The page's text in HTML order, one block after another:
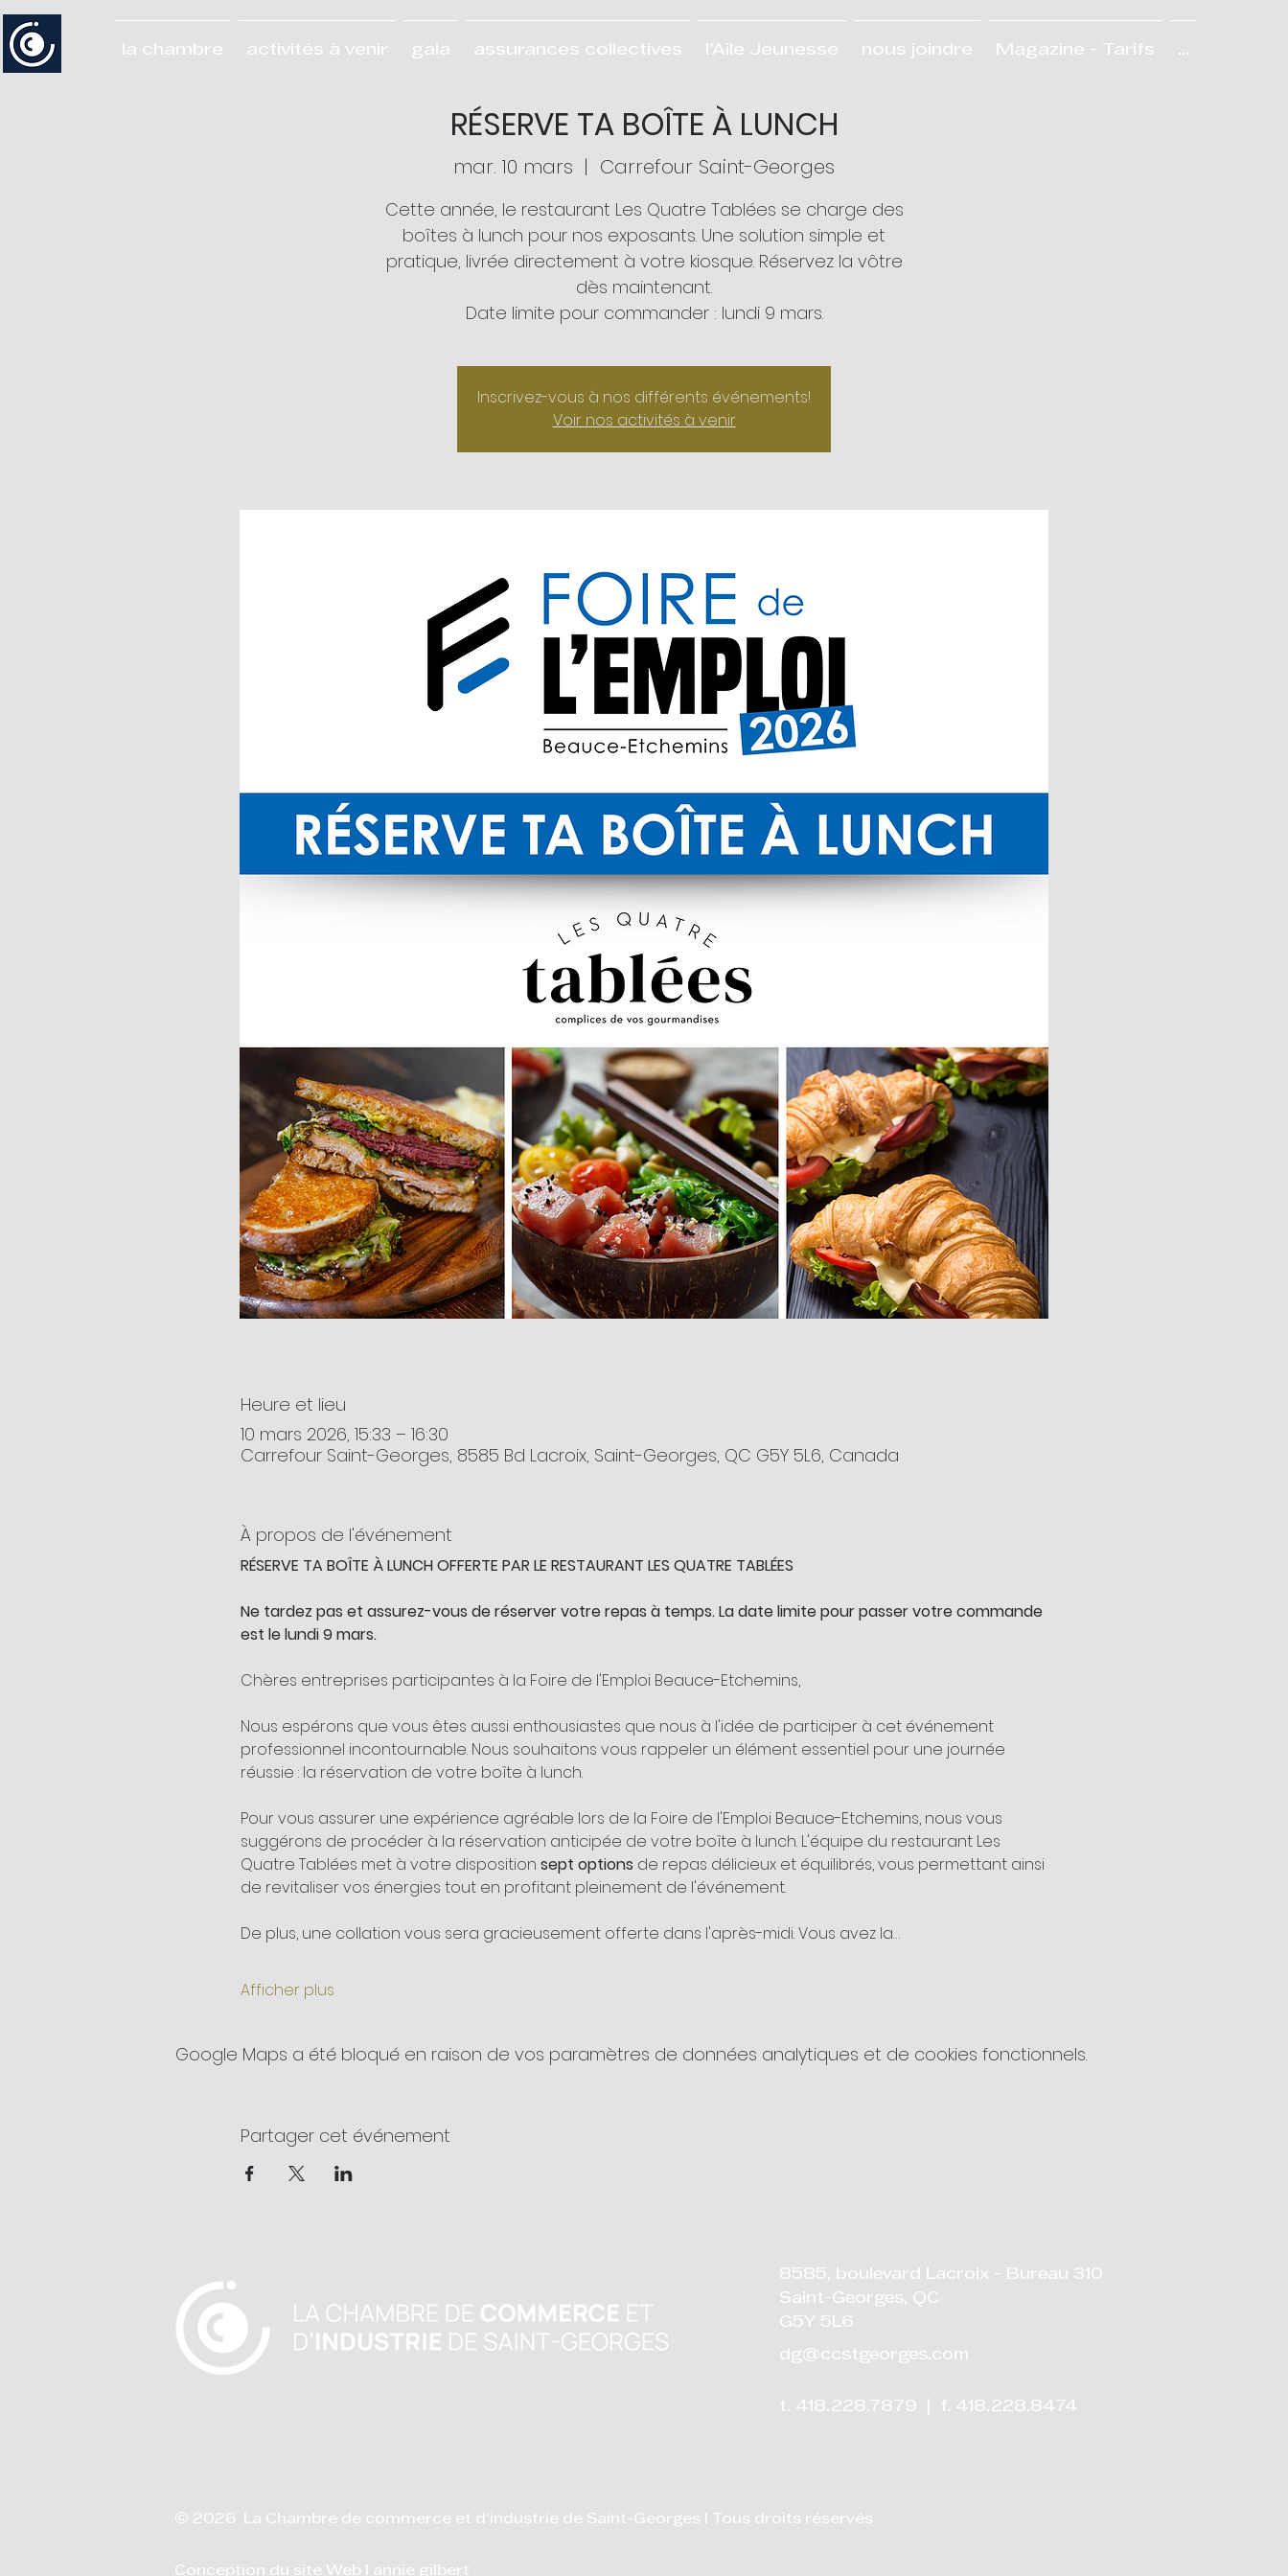
la chambre activités à venir gala assurances collectives l'Aile Jeunesse nous joindre Magazine - Tarifs ...
RÉSERVE TA BOÎTE À LUNCH
mar. 10 mars
  |
Carrefour Saint-Georges
Cette année, le restaurant Les Quatre Tablées se charge des
boîtes à lunch pour nos exposants. Une solution simple et
pratique, livrée directement à votre kiosque. Réservez la vôtre
dès maintenant.
Date limite pour commander : lundi 9 mars.
Inscrivez-vous à nos différents événements!
Voir nos activités à venir
Heure et lieu
10 mars 2026, 15:33 – 16:30
Carrefour Saint-Georges, 8585 Bd Lacroix, Saint-Georges, QC G5Y 5L6, Canada
À propos de l'événement
RÉSERVE TA BOÎTE À LUNCH OFFERTE PAR LE RESTAURANT LES QUATRE TABLÉES
Ne tardez pas et assurez-vous de réserver votre repas à temps. La date limite pour passer votre commande
est le lundi 9 mars.
Chères entreprises participantes à la Foire de l'Emploi Beauce-Etchemins,
Nous espérons que vous êtes aussi enthousiastes que nous à l'idée de participer à cet événement
professionnel incontournable. Nous souhaitons vous rappeler un élément essentiel pour une journée
réussie : la réservation de votre boîte à lunch.
Pour vous assurer une expérience agréable lors de la Foire de l'Emploi Beauce-Etchemins, nous vous
suggérons de procéder à la réservation anticipée de votre boîte à lunch. L'équipe du restaurant Les
Quatre Tablées met à votre disposition sept options de repas délicieux et équilibrés, vous permettant ainsi
de revitaliser vos énergies tout en profitant pleinement de l'événement.
De plus, une collation vous sera gracieusement offerte dans l'après-midi. Vous avez la…
Afficher plus
Google Maps a été bloqué en raison de vos paramètres de données analytiques et de cookies fonctionnels.
Partager cet événement
8585, boulevard Lacroix - Bureau 310
Saint-Georges, QC
G5Y 5L6
dg@ccstgeorges.com
t. 418.228.7879 | f. 418.228.8474
© 2026 La Chambre de commerce et d'industrie de Saint-Georges I Tous droits réservés
Conception du site Web I annie gilbert